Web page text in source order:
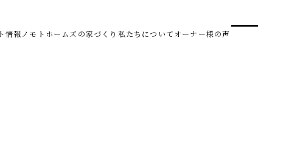
情報 ノモトホームズの家づくり 私たちについて オーナー様の声